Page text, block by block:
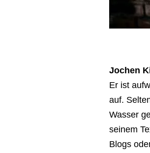
Jochen
Er ist
auf.
Wasser
seinem
Blogs